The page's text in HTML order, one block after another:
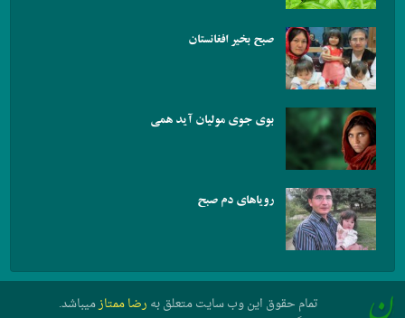
صبح بخیر افغانستان
بوی جوی مولیان آید همی
رویاهای دم صبح
تمام حقوق این وب سایت متعلق به رضا ممتازمیباشد.